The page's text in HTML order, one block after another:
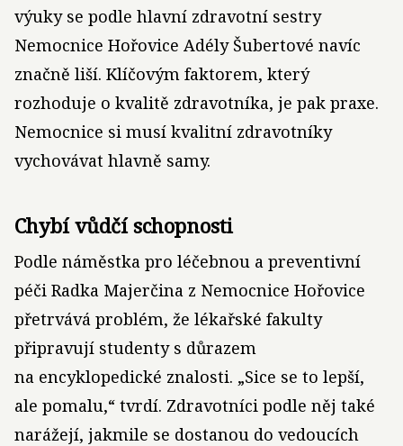
výuky se podle hlavní zdravotní sestry
Nemocnice Hořovice Adély Šubertové navíc
značně liší. Klíčovým faktorem, který
rozhoduje o kvalitě zdravotníka, je pak praxe.
Nemocnice si musí kvalitní zdravotníky
vychovávat hlavně samy.
Chybí vůdčí schopnosti
Podle náměstka pro léčebnou a preventivní
péči Radka Majerčina z Nemocnice Hořovice
přetrvává problém, že lékařské fakulty
připravují studenty s důrazem
na encyklopedické znalosti. „Sice se to lepší,
ale pomalu,“ tvrdí. Zdravotníci podle něj také
narážejí, jakmile se dostanou do vedoucích